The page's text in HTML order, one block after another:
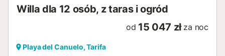
Willa dla 12 osób, z taras i ogród
od 15 047 zł za noc
Playa del Canuelo, Tarifa